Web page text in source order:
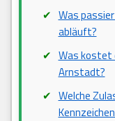
Was
abläuft?
Was kostet
Arnstadt?
Welche